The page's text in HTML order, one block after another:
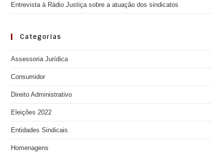
Entrevista à Rádio Justiça sobre a atuação dos sindicatos
Categorias
Assessoria Jurídica
Consumidor
Direito Administrativo
Eleições 2022
Entidades Sindicais
Homenagens